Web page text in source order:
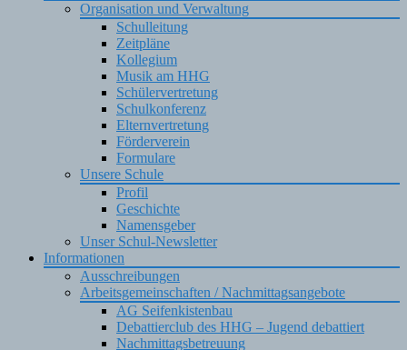
Organisation und Verwaltung
Schulleitung
Zeitpläne
Kollegium
Musik am HHG
Schülervertretung
Schulkonferenz
Elternvertretung
Förderverein
Formulare
Unsere Schule
Profil
Geschichte
Namensgeber
Unser Schul-Newsletter
Informationen
Ausschreibungen
Arbeitsgemeinschaften / Nachmittagsangebote
AG Seifenkistenbau
Debattierclub des HHG – Jugend debattiert
Nachmittagsbetreuung